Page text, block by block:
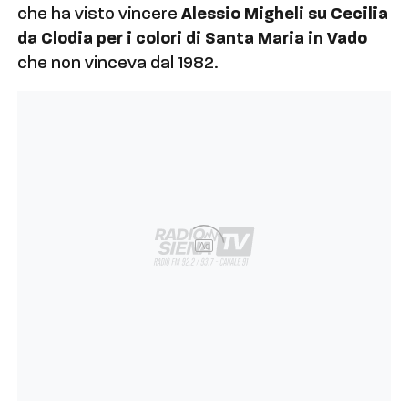
che ha visto vincereAlessio Migheli su Cecilia
da Clodia per i colori di Santa Maria in Vado
che non vinceva dal 1982.
Ad